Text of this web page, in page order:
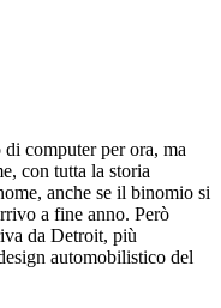
computer per ora, ma
con tutta la storia
anche se il binomio si
a fine anno. Però
da Detroit, più
automobilistico del